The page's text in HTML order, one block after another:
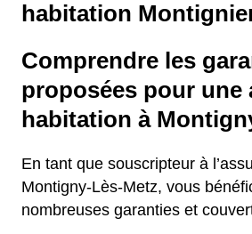
habitation
Comprendre les
proposées pour une
habitation à
En tant que souscripteur à
Montigny-Lès-Metz, vous
nombreuses garanties et